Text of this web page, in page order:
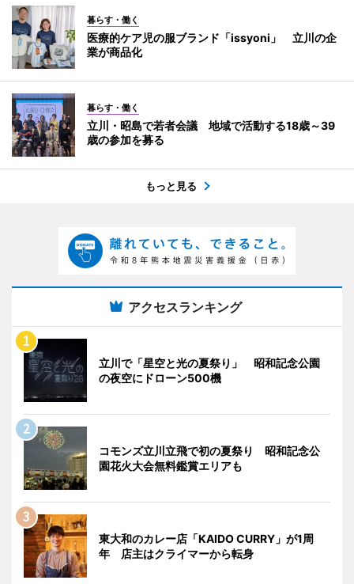
暮らす・働く
医療的ケア児の服ブランド「issyoni」 立川の企
業が商品化
暮らす・働く
立川・昭島で若者会議 地域で活動する18歳～39
歳の参加を募る
もっと見る
アクセスランキング
立川で「星空と光の夏祭り」 昭和記念公園
の夜空にドローン500機
コモンズ立川立飛で初の夏祭り 昭和記念公
園花火大会無料鑑賞エリアも
東大和のカレー店「KAIDO CURRY」が1周
年 店主はクライマーから転身